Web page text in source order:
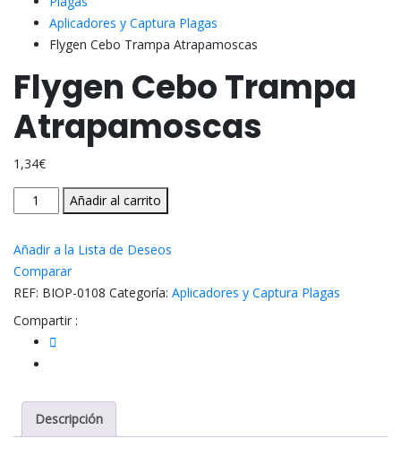
Aplicadores y Captura Plagas
Flygen Cebo Trampa Atrapamoscas
Flygen Cebo Trampa
Atrapamoscas
1,34€
Flygen
Cebo
cantidad
Añadir al carrito
Añadir a la Lista de Deseos
Comparar
REF: BIOP-0108 Categoría: Aplicadores y Captura Plagas
Compartir :
Descripción